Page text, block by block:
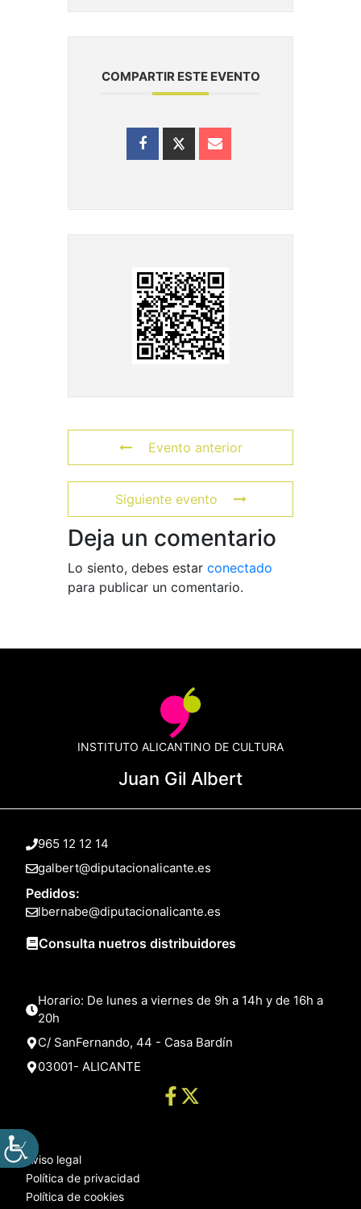
COMPARTIR ESTE EVENTO
Evento anterior
Siguiente evento
Deja un comentario
Lo siento, debes estar conectado
para publicar un comentario.
INSTITUTO ALICANTINO DE CULTURA
Juan Gil Albert
965 12 12 14
galbert@diputacionalicante.es
Pedidos:
lbernabe@diputacionalicante.es
Consulta nuetros distribuidores
Horario: De lunes a viernes de 9h a 14h y de 16h a
20h
C/ SanFernando, 44 - Casa Bardín
03001- ALICANTE
Aviso legal
Política de privacidad
Política de cookies